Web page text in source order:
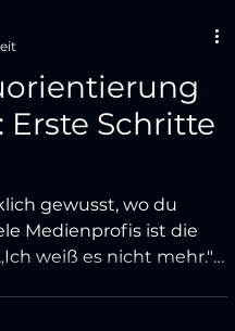
Schritte
gewusst, wo du
Medienprofis ist die
weiß es nicht mehr."